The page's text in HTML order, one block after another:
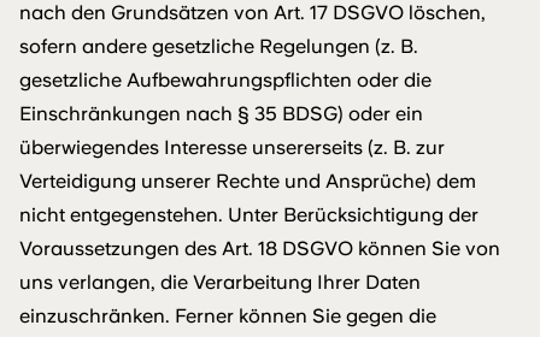
nach den Grundsätzen von Art. 17 DSGVO löschen,
sofern andere gesetzliche Regelungen (z. B.
gesetzliche Aufbewahrungspflichten oder die
Einschränkungen nach § 35 BDSG) oder ein
überwiegendes Interesse unsererseits (z. B. zur
Verteidigung unserer Rechte und Ansprüche) dem
nicht entgegenstehen. Unter Berücksichtigung der
Voraussetzungen des Art. 18 DSGVO können Sie von
uns verlangen, die Verarbeitung Ihrer Daten
einzuschränken. Ferner können Sie gegen die